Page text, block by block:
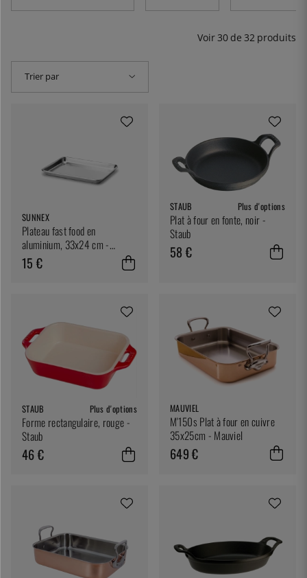
Voir 30 de 32 produits
Trier par
SUNNEX
Plateau fast food en
aluminium, 33x24 cm -
Sunnex
15 €
STAUB Plus d'options
Plat à four en fonte, noir -
Staub
58 €
STAUB Plus d'options
Forme rectangulaire, rouge -
Staub
46 €
MAUVIEL
M'150s Plat à four en cuivre
35x25cm - Mauviel
649 €